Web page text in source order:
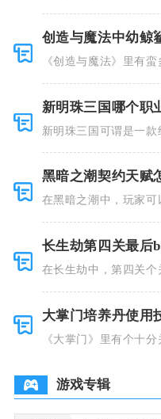
创造与魔法中幼鲸
《创造与魔法》里有
新明珠三国哪个职
新明珠三国可谓是一款
黑暗之潮契约天赋
在黑暗之潮中，玩家
长生劫第四关最后
在长生劫中，第四关个
大掌门培养丹使用
《大掌门》里有个十
游戏专辑